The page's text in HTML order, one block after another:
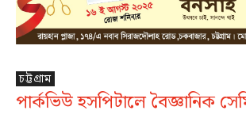
চট্টগ্রাম
পার্কভিউ হসপিটালে বৈজ্ঞানিক